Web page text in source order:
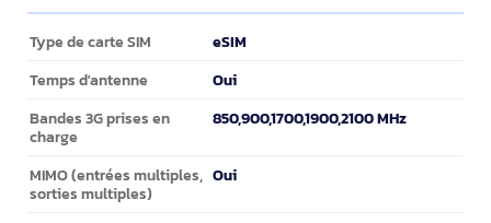
Réseau
Type de carte SIM eSIM
Temps d'antenne Oui
Bandes 3G prises en
charge
850,900,1700,1900,2100 MHz
MIMO (entrées multiples,
sorties multiples)
Oui